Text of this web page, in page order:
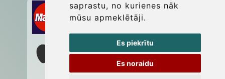
saprastu, no kurienes nāk
mūsu apmeklētāji.
Es piekrītu
Es noraidu